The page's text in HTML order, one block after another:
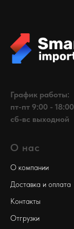
График работы:
пт-пт 9:00 - 18:00
сб-вс выходной
О нас
О компании
Доставка и оплата
Контакты
Отгрузки